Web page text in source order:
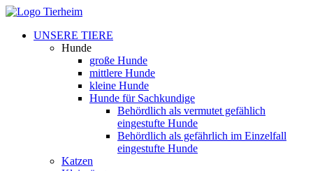
UNSERE TIERE
Hunde
große Hunde
mittlere Hunde
kleine Hunde
Hunde für Sachkundige
Behördlich als vermutet gefählich
eingestufte Hunde
Behördlich als gefährlich im Einzelfall
eingestufte Hunde
Katzen